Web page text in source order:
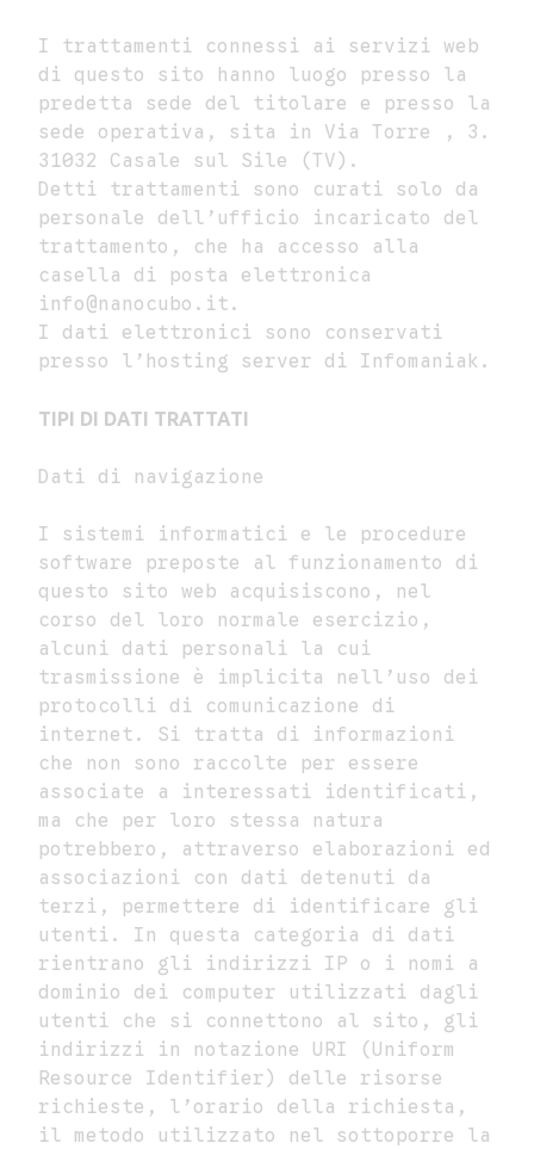
I trattamenti connessi ai servizi web
di questo sito hanno luogo presso la
predetta sede del titolare e presso la
sede operativa, sita in Via Torre , 3.
31032 Casale sul Sile (TV).
Detti trattamenti sono curati solo da
personale dell’ufficio incaricato del
trattamento, che ha accesso alla
casella di posta elettronica
info@nanocubo.it.
I dati elettronici sono conservati
presso l’hosting server di Infomaniak.
TIPI DI DATI TRATTATI
Dati di navigazione
I sistemi informatici e le procedure
software preposte al funzionamento di
questo sito web acquisiscono, nel
corso del loro normale esercizio,
alcuni dati personali la cui
trasmissione è implicita nell’uso dei
protocolli di comunicazione di
internet. Si tratta di informazioni
che non sono raccolte per essere
associate a interessati identificati,
ma che per loro stessa natura
potrebbero, attraverso elaborazioni ed
associazioni con dati detenuti da
terzi, permettere di identificare gli
utenti. In questa categoria di dati
rientrano gli indirizzi IP o i nomi a
dominio dei computer utilizzati dagli
utenti che si connettono al sito, gli
indirizzi in notazione URI (Uniform
Resource Identifier) delle risorse
richieste, l’orario della richiesta,
il metodo utilizzato nel sottoporre la